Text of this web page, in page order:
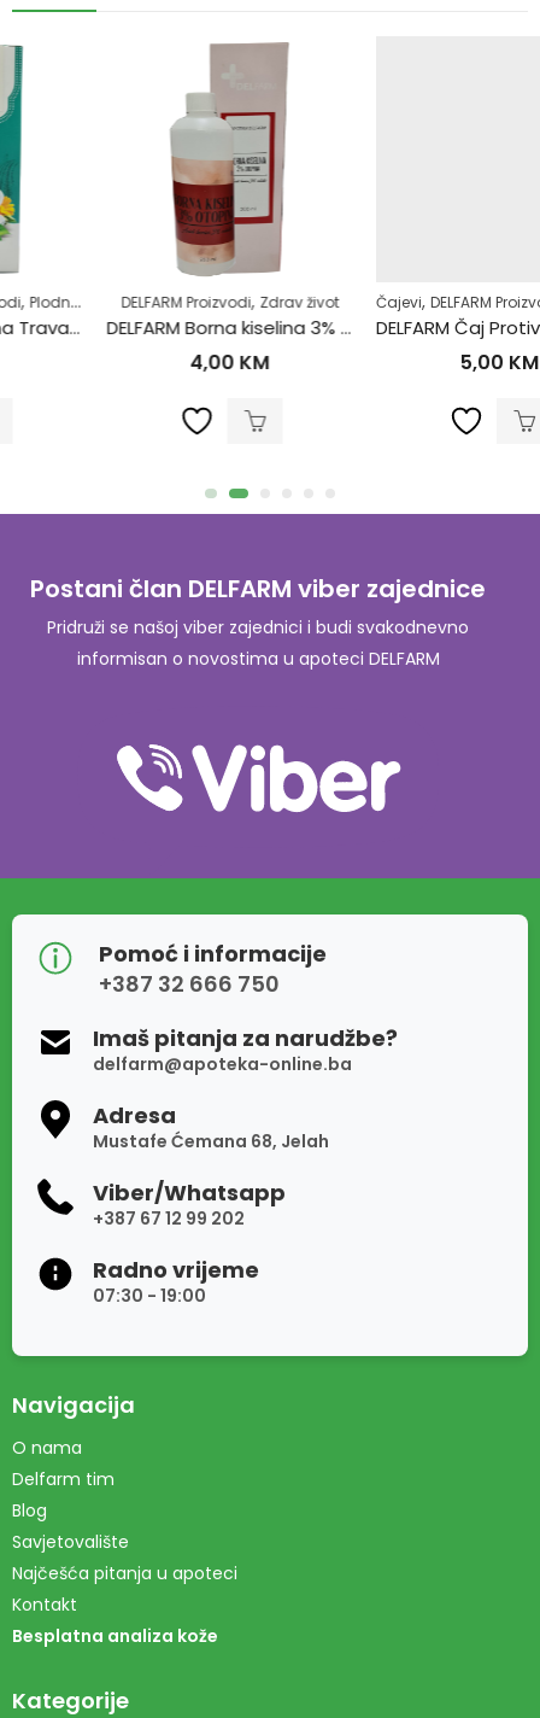
život
,Samoliječenje ,Zdrav život
DELFARM Proizvodi,Zdrav život
DELFARM Borna kiselina 3% 200ml
Čajevi, DELFARM Proizvodi,Hemoroidi
DELFARM Čaj Protiv Hemoroida 50g
Postani član DELFARM viber zajednice
Pridruži se našoj viber zajednici i budi svakodnevno
informisan o novostima u apoteci DELFARM
Pomoć i informacije
+387 32 666 750
Imaš pitanja za narudžbe?
delfarm@apoteka-online.ba
Adresa
Mustafe Ćemana 68, Jelah
Viber/Whatsapp
+387 67 12 99 202
Radno vrijeme
07:30 - 19:00
Navigacija
O nama
Delfarm tim
Blog
Savjetovalište
Najčešća pitanja u apoteci
Kontakt
Besplatna analiza kože
Kategorije